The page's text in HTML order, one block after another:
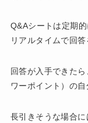
Q&Aシートは定期
リアルタイムで回答
回答が入手できた
ワーポイント）の
長引きそうな場合